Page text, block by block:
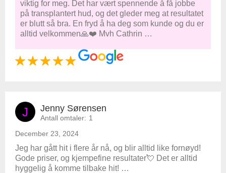
viktig for meg. Det har vært spennende å få jobbe
på transplantert hud, og det gleder meg at resultatet
er blutt så bra. En fryd å ha deg som kunde og du er
alltid velkommen🙏❤️ Mvh Cathrin …
J Jenny Sørensen
Antall omtaler: 1
December 23, 2024
Jeg har gått hit i flere år nå, og blir alltid like fornøyd!
Gode priser, og kjempefine resultater💘 Det er alltid
hyggelig å komme tilbake hit! …